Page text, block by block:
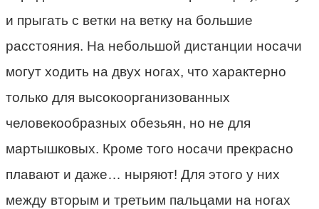
и прыгать с ветки на ветку на большие
расстояния. На небольшой дистанции носачи
могут ходить на двух ногах, что характерно
только для высокоорганизованных
человекообразных обезьян, но не для
мартышковых. Кроме того носачи прекрасно
плавают и даже… ныряют! Для этого у них
между вторым и третьим пальцами на ногах